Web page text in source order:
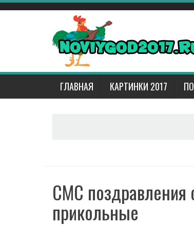
Наверх
ГЛАВНАЯ КАРТИНКИ 2017
СМС поздравления
прикольные